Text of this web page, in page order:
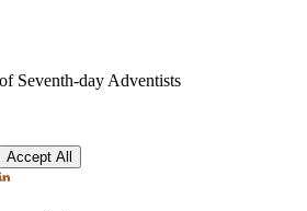
Seventh-day Adventists
Accept All